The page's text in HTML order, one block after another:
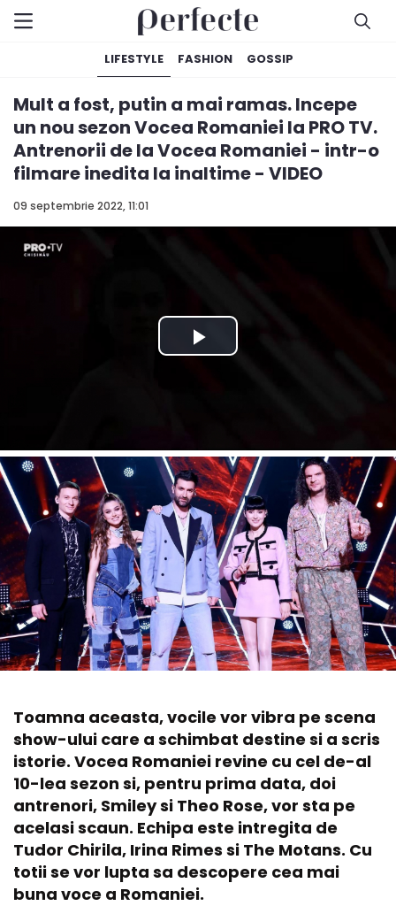
LIFESTYLE FASHION GOSSIP
09 septembrie 2022, 11:01
Mult a fost, putin a mai ramas. Incepe
un nou sezon Vocea Romaniei la PRO TV.
Antrenorii de la Vocea Romaniei - intr-o
filmare inedita la inaltime - VIDEO
Toamna aceasta, vocile vor vibra pe scena
show-ului care a schimbat destine si a scris
istorie. Vocea Romaniei revine cu cel de-al
10-lea sezon si, pentru prima data, doi
antrenori, Smiley si Theo Rose, vor sta pe
acelasi scaun. Echipa este intregita de
Tudor Chirila, Irina Rimes si The Motans. Cu
totii se vor lupta sa descopere cea mai
buna voce a Romaniei.